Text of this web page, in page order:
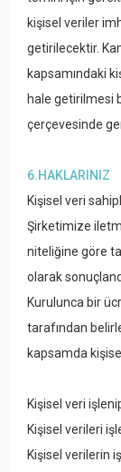
kişisel veriler
getirilecektir.
kapsamındaki
hale getirilmesi
çerçevesinde
6.HAKLARINIZ
Kişisel veri
Şirketimize
niteliğine göre
olarak
Kurulunca bir
tarafından
kapsamda
Kişisel veri
Kişisel verileri
Kişisel verilerin